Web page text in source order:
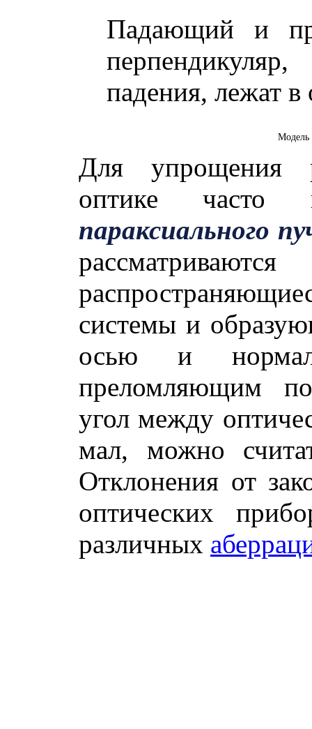
Падающий и
падения, лежат
Модель
Для упрощения
оптике часто
параксиального
системы и
осью и
преломляющим
угол между
мал, можно
Отклонения от
оптических
различных